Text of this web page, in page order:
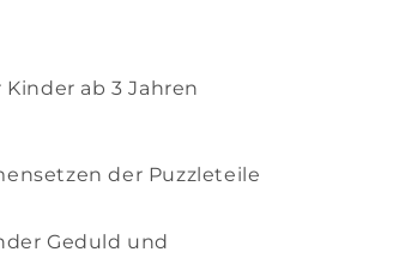
Kinder ab 3 Jahren
der Puzzleteile
Geduld und